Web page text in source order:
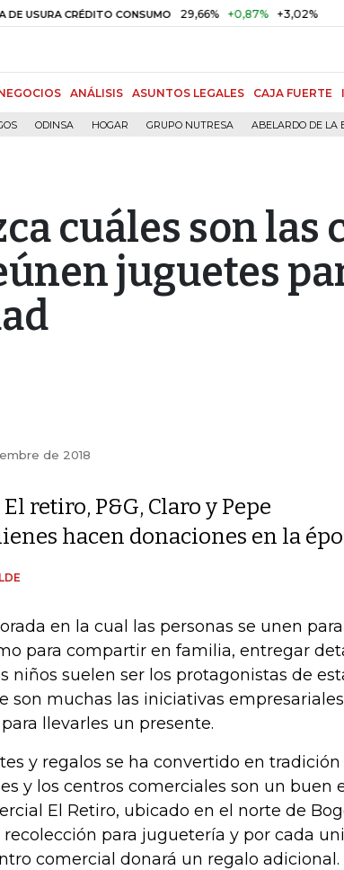
CRÉDITO CONSUMO 29,66% +0,87% +3,02% DTF
ANÁLISIS ASUNTOS LEGALES CAJA FUERTE
ODINSA HOGAR GRUPO NUTRESA ABELARDO DE LA
cuáles son las
juguetes
de 2018
retiro, P&G, Claro y Pepe
hacen donaciones en la
en la cual las personas se unen
para compartir en familia, entregar
niños suelen ser los protagonistas de
son muchas las iniciativas
llevarles un presente.
y regalos se ha convertido en tradición
y los centros comerciales son un buen
El Retiro, ubicado en el norte de
para juguetería y por cada
comercial donará un regalo adicional.